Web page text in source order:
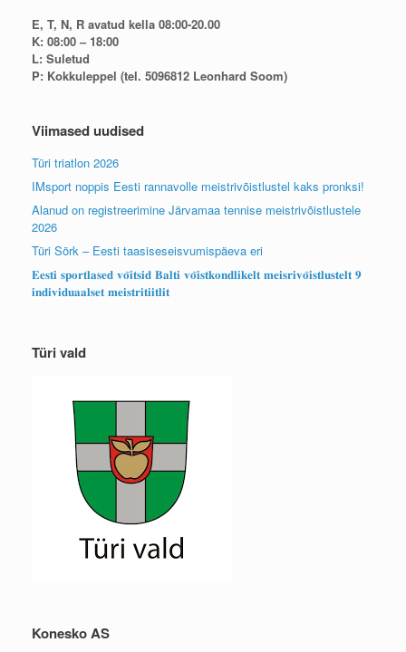
E, T, N, R avatud kella 08:00-20.00
K: 08:00 – 18:00
L: Suletud
P: Kokkuleppel (tel. 5096812 Leonhard Soom)
Viimased uudised
Türi triatlon 2026
IMsport noppis Eesti rannavolle meistrivõistlustel kaks pronksi!
Alanud on registreerimine Järvamaa tennise meistrivõistlustele
2026
Türi Sörk – Eesti taasiseseisvumispäeva eri
𝐄𝐞𝐬𝐭𝐢 𝐬𝐩𝐨𝐫𝐭𝐥𝐚𝐬𝐞𝐝 𝐯𝐨̃𝐢𝐭𝐬𝐢𝐝 𝐁𝐚𝐥𝐭𝐢 𝐯𝐨̃𝐢𝐬𝐭𝐤𝐨𝐧𝐝𝐥𝐢𝐤𝐞𝐥𝐭 𝐦𝐞𝐢𝐬𝐫𝐢𝐯𝐨̃𝐢𝐬𝐭𝐥𝐮𝐬𝐭𝐞𝐥𝐭 𝟗
𝐢𝐧𝐝𝐢𝐯𝐢𝐝𝐮𝐚𝐚𝐥𝐬𝐞𝐭 𝐦𝐞𝐢𝐬𝐭𝐫𝐢𝐭𝐢𝐢𝐭𝐥𝐢𝐭
Türi vald
Konesko AS